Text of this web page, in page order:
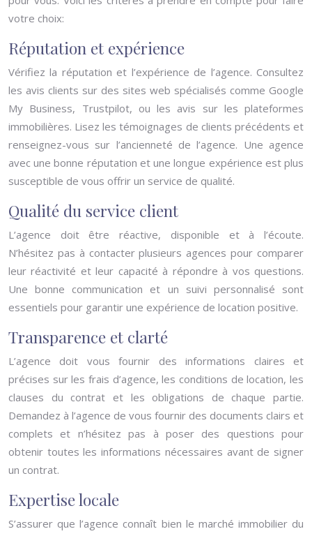
votre choix:
Réputation et expérience
Vérifiez la réputation et l’expérience de l’agence. Consultez
les avis clients sur des sites web spécialisés comme Google
My Business, Trustpilot, ou les avis sur les plateformes
immobilières. Lisez les témoignages de clients précédents et
renseignez-vous sur l’ancienneté de l’agence. Une agence
avec une bonne réputation et une longue expérience est plus
susceptible de vous offrir un service de qualité.
Qualité du service client
L’agence doit être réactive, disponible et à l’écoute.
N’hésitez pas à contacter plusieurs agences pour comparer
leur réactivité et leur capacité à répondre à vos questions.
Une bonne communication et un suivi personnalisé sont
essentiels pour garantir une expérience de location positive.
Transparence et clarté
L’agence doit vous fournir des informations claires et
précises sur les frais d’agence, les conditions de location, les
clauses du contrat et les obligations de chaque partie.
Demandez à l’agence de vous fournir des documents clairs et
complets et n’hésitez pas à poser des questions pour
obtenir toutes les informations nécessaires avant de signer
un contrat.
Expertise locale
S’assurer que l’agence connaît bien le marché immobilier du